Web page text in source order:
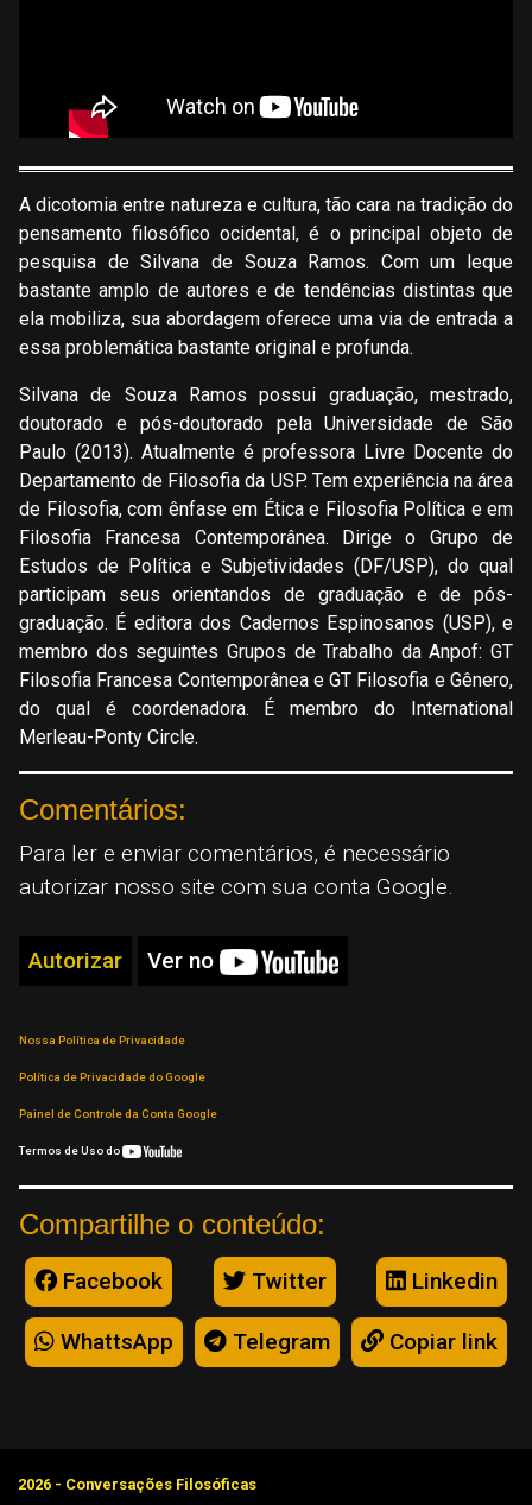
A dicotomia entre natureza e cultura, tão cara na tradição do
pensamento filosófico ocidental, é o principal objeto de
pesquisa de Silvana de Souza Ramos. Com um leque
bastante amplo de autores e de tendências distintas que
ela mobiliza, sua abordagem oferece uma via de entrada a
essa problemática bastante original e profunda.
Silvana de Souza Ramos possui graduação, mestrado,
doutorado e pós-doutorado pela Universidade de São
Paulo (2013). Atualmente é professora Livre Docente do
Departamento de Filosofia da USP. Tem experiência na área
de Filosofia, com ênfase em Ética e Filosofia Política e em
Filosofia Francesa Contemporânea. Dirige o Grupo de
Estudos de Política e Subjetividades (DF/USP), do qual
participam seus orientandos de graduação e de pós-
graduação. É editora dos Cadernos Espinosanos (USP), e
membro dos seguintes Grupos de Trabalho da Anpof: GT
Filosofia Francesa Contemporânea e GT Filosofia e Gênero,
do qual é coordenadora. É membro do International
Merleau-Ponty Circle.
Comentários:
Para ler e enviar comentários, é necessário
autorizar nosso site com sua conta Google.
Autorizar Ver no
Nossa Política de Privacidade
Política de Privacidade do Google
Painel de Controle da Conta Google
Termos de Uso do
Compartilhe o conteúdo:
Facebook Twitter Linkedin
WhattsApp Telegram Copiar link
2026 - Conversações Filosóficas